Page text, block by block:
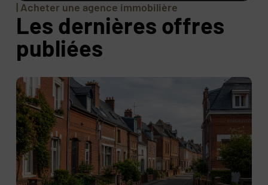
| Acheter une agence immobilière
Les dernières offres
publiées